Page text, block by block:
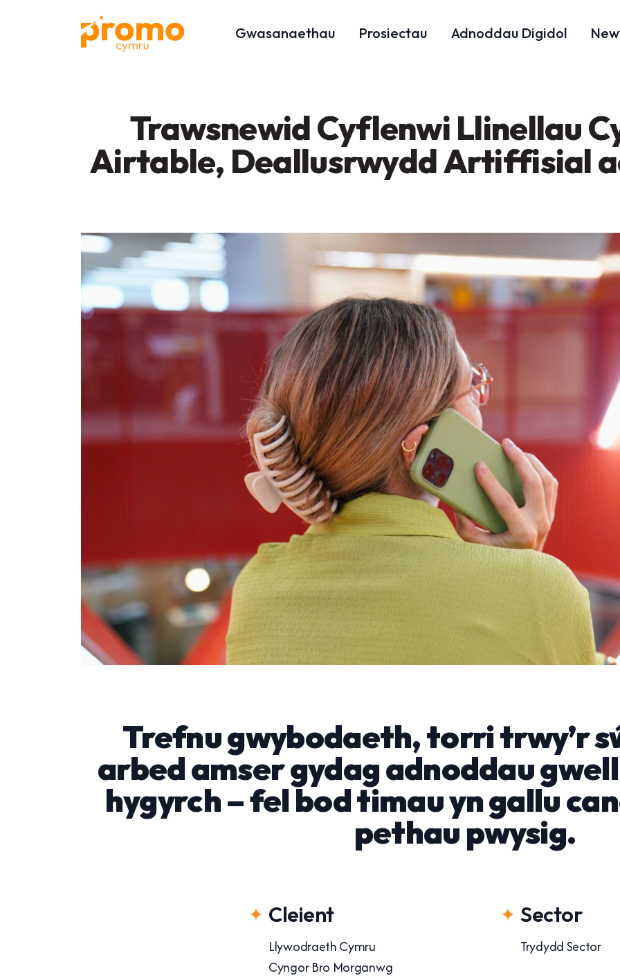
Gwasanaethau Prosiectau Adnoddau Digidol
Trawsnewid Cyflenwi Llinellau
Airtable, Deallusrwydd Artiffisial
Trefnu gwybodaeth, torri trwy’r
arbed amser gydag adnoddau
hygyrch – fel bod timau yn gallu
pethau pwysig.
Cleient
Llywodraeth Cymru
Cyngor Bro Morganwg
Sector
Trydydd Sector